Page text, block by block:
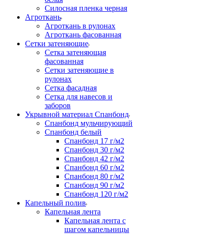
Силосная пленка черная
Агроткань
Агроткань в рулонах
Агроткань фасованная
Сетки затеняющие
Сетка затеняющая
фасованная
Сетки затеняющие в
рулонах
Сетка фасадная
Сетка для навесов и
заборов
Укрывной материал Спанбонд
Спанбонд мульчирующий
Спанбонд белый
Спанбонд 17 г/м2
Спанбонд 30 г/м2
Спанбонд 42 г/м2
Спанбонд 60 г/м2
Спанбонд 80 г/м2
Спанбонд 90 г/м2
Спанбонд 120 г/м2
Капельный полив
Капельная лента
Капельная лента с
шагом капельницы